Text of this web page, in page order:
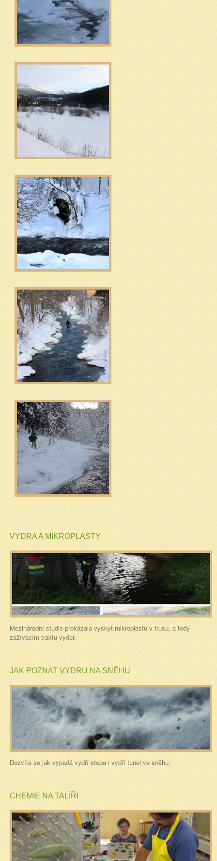
VYDRA A MIKROPLASTY
Mezinárodní studie prokázala výskyt mikroplastů v trusu, a tedy
zažívacím traktu vyder.
JAK POZNAT VYDRU NA SNĚHU
Dozvíte se jak vypadá vydří stopa i vydří tunel ve sněhu.
CHEMIE NA TALÍŘI